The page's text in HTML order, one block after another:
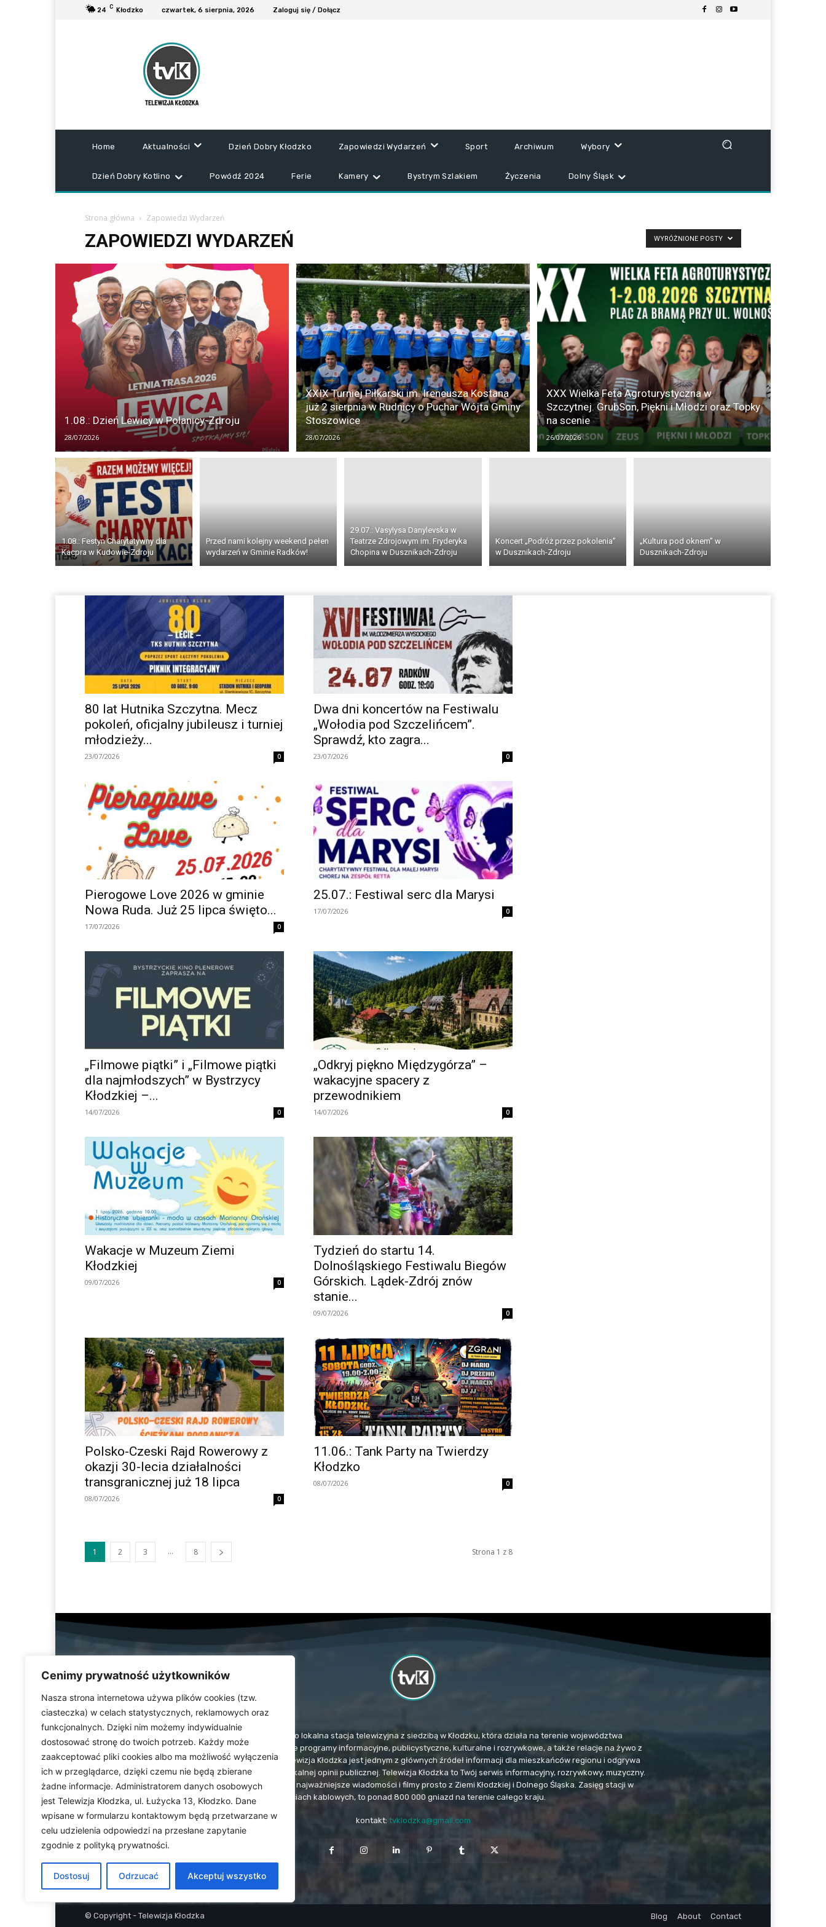
Cenimy prywatność użytkowników
Nasza strona internetowa używa plików cookies (tzw.
ciasteczka) w celach statystycznych, reklamowych oraz
funkcjonalnych. Dzięki nim możemy indywidualnie
dostosować stronę do twoich potrzeb. Każdy może
zaakceptować pliki cookies albo ma możliwość wyłączenia
ich w przeglądarce, dzięki czemu nie będą zbierane
żadne informacje. Administratorem danych osobowych
jest Telewizja Kłodzka, ul. Łużycka 13, Kłodzko. Dane
wpisane w formularzu kontaktowym będą przetwarzane w
celu udzielenia odpowiedzi na przesłane zapytanie
zgodnie z polityką prywatności.
Dostosuj Odrzucać Akceptuj wszystko
24 C Kłodzko czwartek, 6 sierpnia, 2026 Zaloguj się / Dołącz
Home Aktualności Dzień Dobry Kłodzko Zapowiedzi Wydarzeń Sport Archiwum Wybory
Dzień Dobry Kotlino Powódź 2024 Ferie Kamery Bystrym Szlakiem Życzenia Dolny Śląsk
Strona główna Zapowiedzi Wydarzeń
ZAPOWIEDZI WYDARZEŃ WYRÓŻNIONE POSTY
1.08.: Dzień Lewicy w Polanicy-Zdroju
28/07/2026
XXIX Turniej Piłkarski im. Ireneusza Kostana
już 2 sierpnia w Rudnicy o Puchar Wójta Gminy
Stoszowice
28/07/2026
XXX Wielka Feta Agroturystyczna w
Szczytnej. GrubSon, Piękni i Młodzi oraz Topky
na scenie
26/07/2026
1.08.: Festyn Charytatywny dla
Kacpra w Kudowie-Zdroju
Przed nami kolejny weekend pełen
wydarzeń w Gminie Radków!
29.07.: Vasylysa Danylevska w
Teatrze Zdrojowym im. Fryderyka
Chopina w Dusznikach-Zdroju
Koncert „Podróż przez pokolenia”
w Dusznikach-Zdroju
„Kultura pod oknem” w
Dusznikach-Zdroju
80 lat Hutnika Szczytna. Mecz
pokoleń, oficjalny jubileusz i turniej
młodzieży...
23/07/2026 0
Dwa dni koncertów na Festiwalu
„Wołodia pod Szczelińcem”.
Sprawdź, kto zagra...
23/07/2026 0
Pierogowe Love 2026 w gminie
Nowa Ruda. Już 25 lipca święto...
17/07/2026 0
25.07.: Festiwal serc dla Marysi
17/07/2026 0
„Filmowe piątki” i „Filmowe piątki
dla najmłodszych” w Bystrzycy
Kłodzkiej –...
14/07/2026 0
„Odkryj piękno Międzygórza” –
wakacyjne spacery z
przewodnikiem
14/07/2026 0
Wakacje w Muzeum Ziemi
Kłodzkiej
09/07/2026 0
Tydzień do startu 14.
Dolnośląskiego Festiwalu Biegów
Górskich. Lądek-Zdrój znów
stanie...
09/07/2026 0
Polsko-Czeski Rajd Rowerowy z
okazji 30-lecia działalności
transgranicznej już 18 lipca
08/07/2026 0
11.06.: Tank Party na Twierdzy
Kłodzko
08/07/2026 0
1 2 3 ... 8 Strona 1 z 8
Telewizja Kłodzka (TvK) to lokalna stacja telewizyjna z siedzibą w Kłodzku, która działa na terenie województwa
dolnośląskiego. Stacja emituje programy informacyjne, publicystyczne, kulturalne i rozrywkowe, a także relacje na żywo z
wydarzeń i uroczystości. Telewizja Kłodzka jest jednym z głównych źródeł informacji dla mieszkańców regionu i odgrywa
ważną rolę w kształtowaniu lokalnej opinii publicznej. Telewizja Kłodzka to Twój serwis informacyjny, rozrywkowy, muzyczny.
Dostarczamy najświeższe i najważniejsze wiadomości i filmy prosto z Ziemi Kłodzkiej i Dolnego Śląska. Zasięg stacji w
sieciach kablowych, to ponad 800 000 gniazd na terenie całego kraju.
kontakt: tvklodzka@gmail.com
© Copyright - Telewizja Kłodzka Blog About Contact